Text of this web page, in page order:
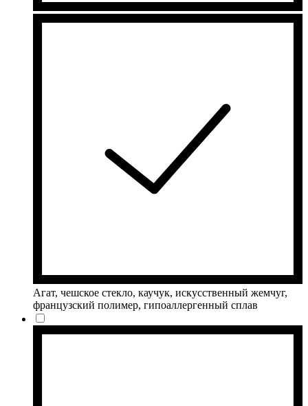
Агат, чешское стекло, каучук, искусственный жемчуг,
французский полимер, гипоаллергенный сплав